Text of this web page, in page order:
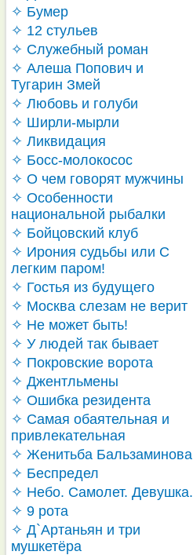
✧ Бумер
✧ 12 стульев
✧ Служебный роман
✧ Алеша Попович и
Тугарин Змей
✧ Любовь и голуби
✧ Ширли-мырли
✧ Ликвидация
✧ Босс-молокосос
✧ О чем говорят мужчины
✧ Особенности
национальной рыбалки
✧ Бойцовский клуб
✧ Ирония судьбы или С
легким паром!
✧ Гостья из будущего
✧ Москва слезам не верит
✧ Не может быть!
✧ У людей так бывает
✧ Покровские ворота
✧ Джентльмены
✧ Ошибка резидента
✧ Самая обаятельная и
привлекательная
✧ Женитьба Бальзаминова
✧ Беспредел
✧ Небо. Самолет. Девушка.
✧ 9 рота
✧ Д`Артаньян и три
мушкетёра